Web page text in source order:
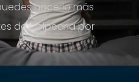
hacerlo más
de golpearla por